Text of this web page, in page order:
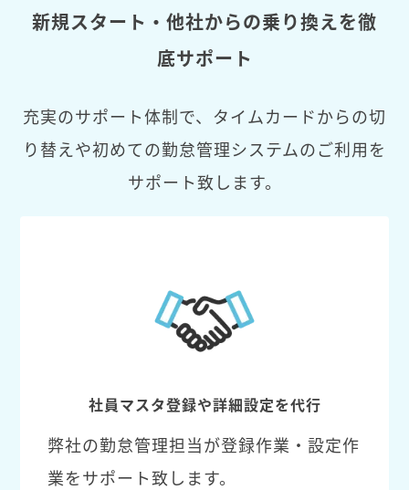
新規スタート・他社からの乗り換えを徹
底サポート
充実のサポート体制で、タイムカードからの切
り替えや初めての勤怠管理システムのご利用を
サポート致します。
社員マスタ登録や詳細設定を代行
弊社の勤怠管理担当が登録作業・設定作
業をサポート致します。